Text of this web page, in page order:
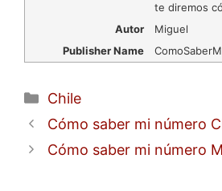
te diremos
Autor
Miguel
Publisher Name
Categorías
Chile
Cómo saber mi número
Cómo saber mi número